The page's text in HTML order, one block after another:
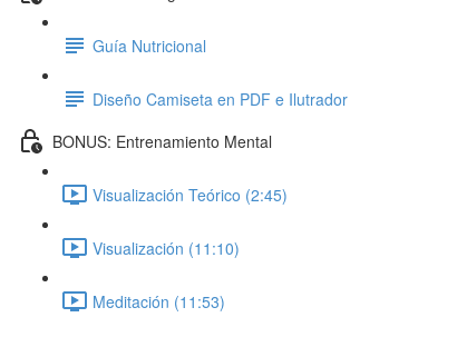
Guía Nutricional
Diseño Camiseta en PDF e Ilutrador
BONUS: Entrenamiento Mental
Visualización Teórico (2:45)
Visualización (11:10)
Meditación (11:53)